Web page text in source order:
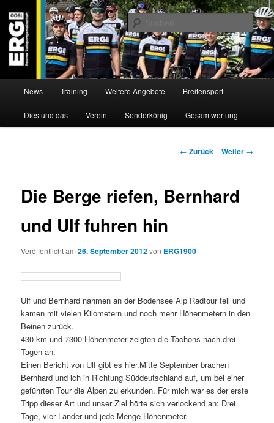
Inhalt
wechseln
ERG 1900 e.V
Willkommen bei der Essener Radsportgemeinschaft
News Training Weitere Angebote Breitensport
Dies und das Verein Senderkönig Gesamtwertung
Beitragsnavigation
← Zurück Weiter →
Die Berge riefen, Bernhard
und Ulf fuhren hin
Veröffentlicht am26. September 2012von ERG1900
Ulf und Bernhard nahmen an der Bodensee Alp Radtour teil und
kamen mit vielen Kilometern und noch mehr Höhenmetern in den
Beinen zurück.
430 km und 7300 Höhenmeter zeigten die Tachons nach drei
Tagen an.
Einen Bericht von Ulf gibt es hier.Mitte September brachen
Bernhard und ich in Richtung Süddeutschland auf, um bei einer
geführten Tour die Alpen zu erkunden. Für mich war es der erste
Tripp dieser Art und unser Ziel hörte sich verlockend an: Drei
Tage, vier Länder und jede Menge Höhenmeter.